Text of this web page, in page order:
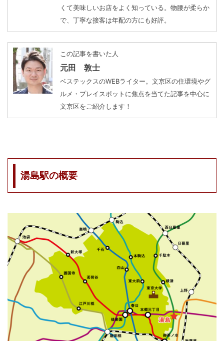
くて美味しいお店をよく知っている。物腰が柔らか
で、丁寧な接客は年配の方にも好評。
この記事を書いた人
元田 敦士
ベステックスのWEBライター。文京区の住環境やグ
ルメ・プレイスポットに焦点を当てた記事を中心に
文京区をご紹介します！
湯島駅の概要